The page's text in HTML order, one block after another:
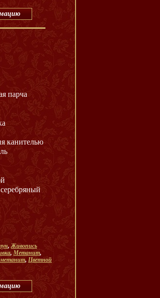
парча
канителью
,Живопись
, Метанит,
метанит, Цветной